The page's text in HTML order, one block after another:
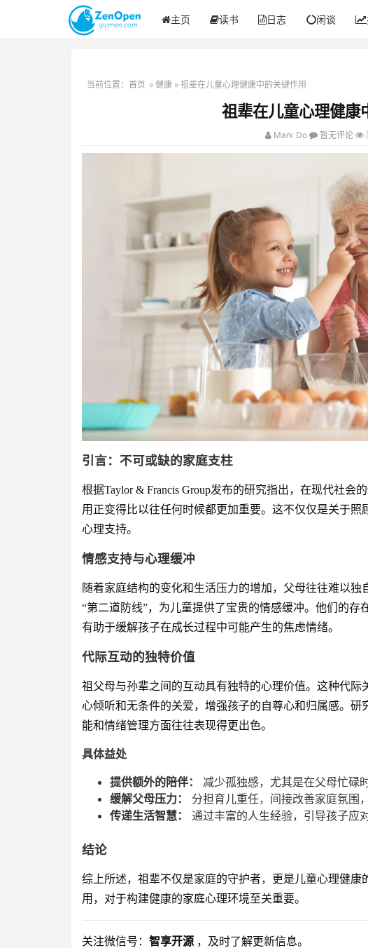
主页 读书 日志 闲谈
当前位置： 首页 » 健康 » 祖辈在儿童心理健康中的关键作用
祖辈在儿童心理健康
Mark Do 暂无评论
引言：不可或缺的家庭支柱
根据Taylor & Francis Group发布的研究指出，在现代社会
用正变得比以往任何时候都更加重要。这不仅仅是关于
心理支持。
情感支持与心理缓冲
随着家庭结构的变化和生活压力的增加，父母往往难以
“第二道防线”，为儿童提供了宝贵的情感缓冲。他们的存
有助于缓解孩子在成长过程中可能产生的焦虑情绪。
代际互动的独特价值
祖父母与孙辈之间的互动具有独特的心理价值。这种代
心倾听和无条件的关爱，增强孩子的自尊心和归属感。
能和情绪管理方面往往表现得更出色。
具体益处
提供额外的陪伴：
减少孤独感，尤其是在父母忙碌时
缓解父母压力：
分担育儿重任，间接改善家庭氛围
传递生活智慧：
通过丰富的人生经验，引导孩子应对
结论
综上所述，祖辈不仅是家庭的守护者，更是儿童心理健
用，对于构建健康的家庭心理环境至关重要。
关注微信号： 智享开源 ，及时了解更新信息。